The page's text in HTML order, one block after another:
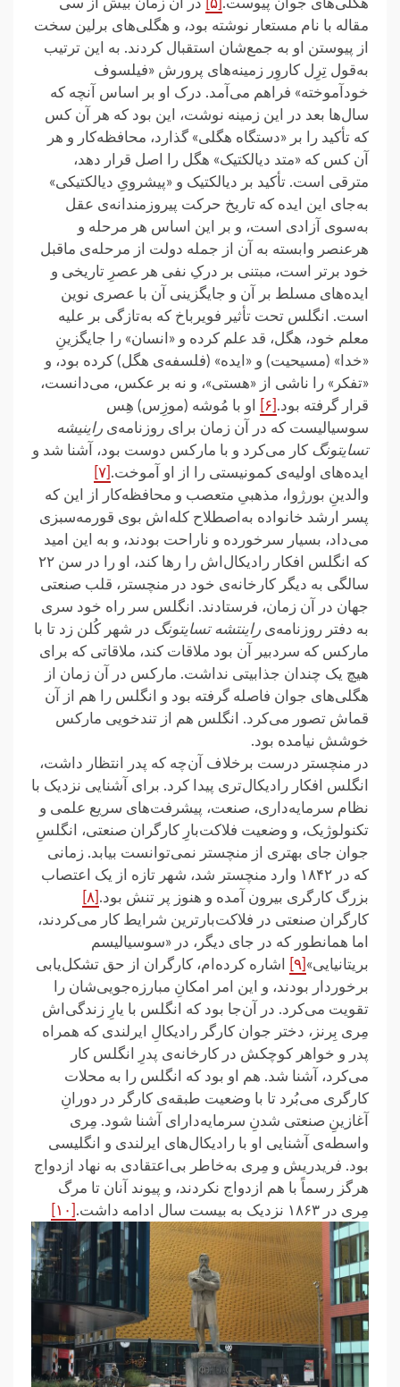
مقاله با نام مستعار نوشته بود، و هگلی‌های برلین سخت
از پیوستن او به جمع‌شان استقبال کردند. به این ترتیب
به‌قول تِرِل کاروِر زمینه‌های پرورش «فیلسوف
خودآموخته» فراهم می‌آمد. درک او بر اساس آنچه که
سال‌ها بعد در این زمینه نوشت، این بود که هر آن کس
که تأکید را بر «دستگاه هگلی» گذارد، محافظه‌کار و هر
آن کس که «متد دیالکتیک» هگل را اصل قرار دهد،
مترقی است. تأکید بر دیالکتیک و «پیشرویِ دیالکتیکی»
به‌جای این ایده که تاریخ حرکت پیروزمندانه‌ی عقل
به‌سوی آزادی است، و بر این اساس هر مرحله و
هرعنصر وابسته به آن از جمله دولت از مرحله‌ی ماقبل
خود برتر است، مبتنی بر درکِ نفی هر عصرِ تاریخی و
ایده‌های مسلط بر آن و جایگزینی آن با عصری نوین
است. انگلس تحت تأثیر فویرباخ که به‌تازگی بر علیه
معلم خود، هگل، قد علم کرده و «انسان» را جایگزینِ
«خدا» (مسیحیت) و «ایده» (فلسفه‌ی هگل) کرده بود، و
«تفکر» را ناشی از «هستی»، و نه بر عکس، می‌دانست،
قرار گرفته بود.
او با مُوشه (موزِس) هِس
سوسیالیست که در آن زمان برای روزنامه‌ی راینیشه
تسایتونگ کار می‌کرد و با مارکس دوست بود، آشنا شد و
ایده‌های اولیه‌ی کمونیستی را از او آموخت.
والدینِ بورژوا، مذهبیِ متعصب و محافظه‌کار از این که
پسر ارشد خانواده به‌اصطلاح کله‌اش بوی قورمه‌سبزی
می‌داد، بسیار سرخورده و ناراحت بودند، و به این امید
که انگلس افکار رادیکال‌اش را رها کند، او را در سن ۲۲
سالگی به دیگر کارخانه‌ی خود در منچستر، قلب صنعتی
جهان در آن زمان، فرستادند. انگلس سر راه خود سری
به دفتر روزنامه‌ی راینتشه تسایتونگ در شهر کُلن زد تا با
مارکس که سردبیر آن بود ملاقات کند، ملاقاتی که برای
هیچ یک چندان جذابیتی نداشت. مارکس در آن زمان از
هگلی‌های جوان فاصله گرفته بود و انگلس را هم از آن
قماش تصور می‌کرد. انگلس هم از تندخویی مارکس
خوشش نیامده بود.
در منچستر درست برخلاف آن‌چه که پدر انتظار داشت،
انگلس افکار رادیکال‌تری پیدا کرد. برای آشنایی نزدیک با
نظام سرمایه‌داری، صنعت، پیشرفت‌های سریع علمی و
تکنولوژیک، و وضعیت فلاکت‌بارِ کارگران صنعتی، انگلسِ
جوان جای بهتری از منچستر نمی‌توانست بیابد. زمانی
که در ۱۸۴۲ وارد منچستر شد، شهر تازه از یک اعتصاب
بزرگ کارگری بیرون آمده و هنوز پر تنش بود.
کارگران صنعتی در فلاکت‌بارترین شرایط کار می‌کردند،
اما همانطور که در جای دیگر، در «سوسیالیسم
بریتانیایی»
اشاره کرده‌ام، کارگران از حق تشکل‌یابی
برخوردار بودند، و این امر امکانِ مبارزه‌جویی‌شان را
تقویت می‌کرد. در آن‌جا بود که انگلس با یارِ زندگی‌اش
مِری بِرنز، دختر جوان کارگر رادیکالِ ایرلندی که همراه
پدر و خواهر کوچکش در کارخانه‌ی پدرِ انگلس کار
می‌کرد، آشنا شد. هم او بود که انگلس را به محلات
کارگری می‌بُرد تا با وضعیت طبقه‌ی کارگر در دورانِ
آغازینِ صنعتی شدنِ سرمایه‌دارای آشنا شود. مِری
واسطه‌ی آشنایی او با رادیکال‌های ایرلندی و انگلیسی
بود. فریدریش و مِری به‌خاطر بی‌اعتقادی به نهاد ازدواج
هرگز رسماً با هم ازدواج نکردند، و پیوند آنان تا مرگ
مِری در ۱۸۶۳ نزدیک به بیست سال ادامه داشت.